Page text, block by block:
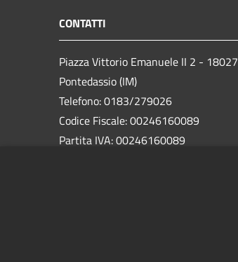
CONTATTI
Piazza Vittorio Emanuele II 2 - 18027
Pontedassio (IM)
Telefono: 0183/279026
Codice Fiscale: 00246160089
Partita IVA: 00246160089